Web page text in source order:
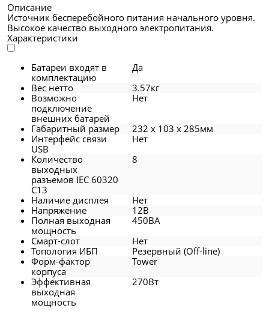
Описание
Источник бесперебойного питания начального уровня.
Высокое качество выходного электропитания.
Характеристики
Батареи входят в
комплектацию
Да
Вес нетто
3.57кг
Возможно
подключение
внешних батарей
Нет
Габаритный размер
232 x 103 x 285мм
Интерфейс связи
USB
Нет
Количество
выходных
разъемов IEC 60320
C13
8
Наличие дисплея
Нет
Напряжение
12В
Полная выходная
мощность
450ВА
Смарт-слот
Нет
Топология ИБП
Резервный (Off-line)
Форм-фактор
корпуса
Tower
Эффективная
выходная
мощность
270Вт